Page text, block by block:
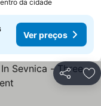
da cidade
Ver preços
Partilhar